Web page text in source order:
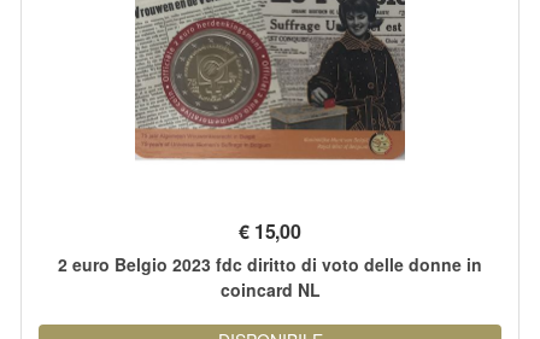
€ 15,00
2 euro Belgio 2023 fdc diritto di voto delle donne in
coincard NL